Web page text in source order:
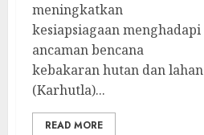
meningkatkan
kesiapsiagaan menghadapi
ancaman bencana
kebakaran hutan dan lahan
(Karhutla)...
READ MORE